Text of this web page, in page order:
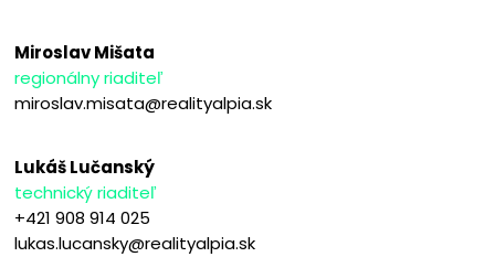
Miroslav Mišata
regionálny riaditeľ
miroslav.misata@realityalpia.sk
Lukáš Lučanský
technický riaditeľ
+421 908 914 025
lukas.lucansky@realityalpia.sk